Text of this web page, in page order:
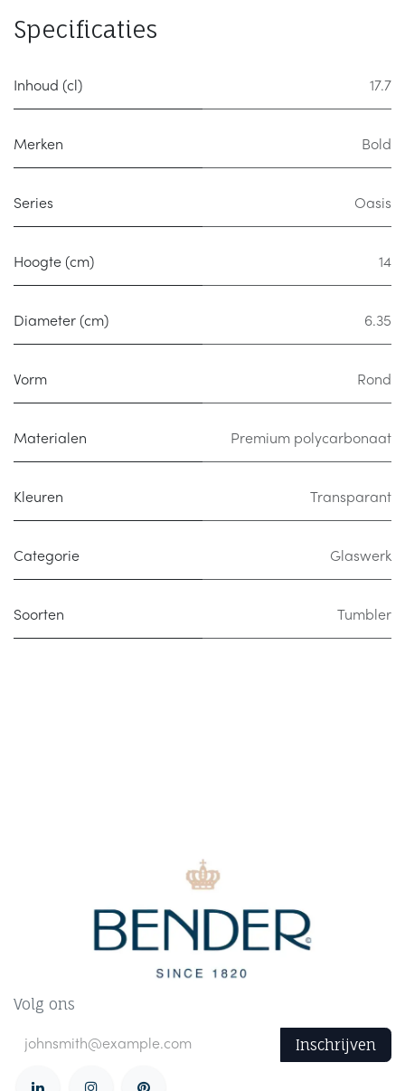
Specificaties
Inhoud (cl) 17.7
Merken Bold
Series Oasis
Hoogte (cm) 14
Diameter (cm) 6.35
Vorm Rond
Materialen Premium polycarbonaat
Kleuren Transparant
Categorie Glaswerk
Soorten Tumbler
Volg ons
Inschrijven